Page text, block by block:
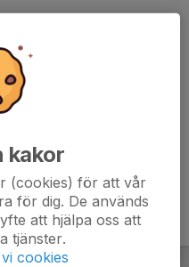
kakor
(cookies) för att vår
för dig. De används
att hjälpa oss att
tjänster.
cookies